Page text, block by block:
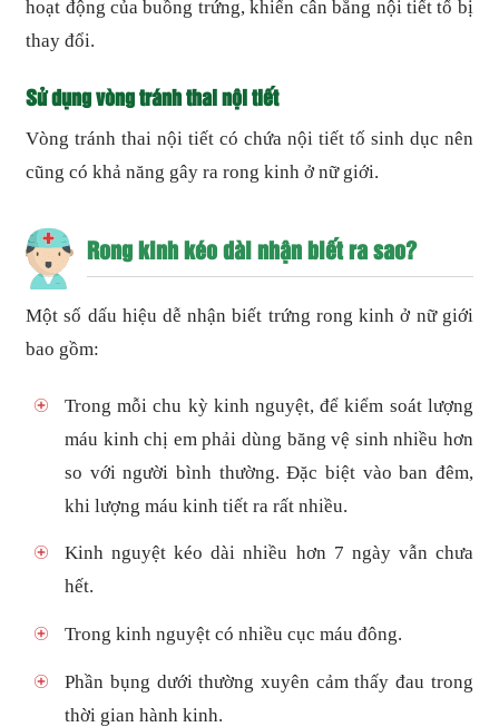
hoạt động của buồng trứng, khiến cân bằng nội tiết tố bị
thay đổi.
Sử dụng vòng tránh thai nội tiết
Vòng tránh thai nội tiết có chứa nội tiết tố sinh dục nên
cũng có khả năng gây ra rong kinh ở nữ giới.
Rong kinh kéo dài nhận biết ra sao?
Một số dấu hiệu dễ nhận biết trứng rong kinh ở nữ giới
bao gồm:
Trong mỗi chu kỳ kinh nguyệt, để kiểm soát lượng
máu kinh chị em phải dùng băng vệ sinh nhiều hơn
so với người bình thường. Đặc biệt vào ban đêm,
khi lượng máu kinh tiết ra rất nhiều.
Kinh nguyệt kéo dài nhiều hơn 7 ngày vẫn chưa
hết.
Trong kinh nguyệt có nhiều cục máu đông.
Phần bụng dưới thường xuyên cảm thấy đau trong
thời gian hành kinh.